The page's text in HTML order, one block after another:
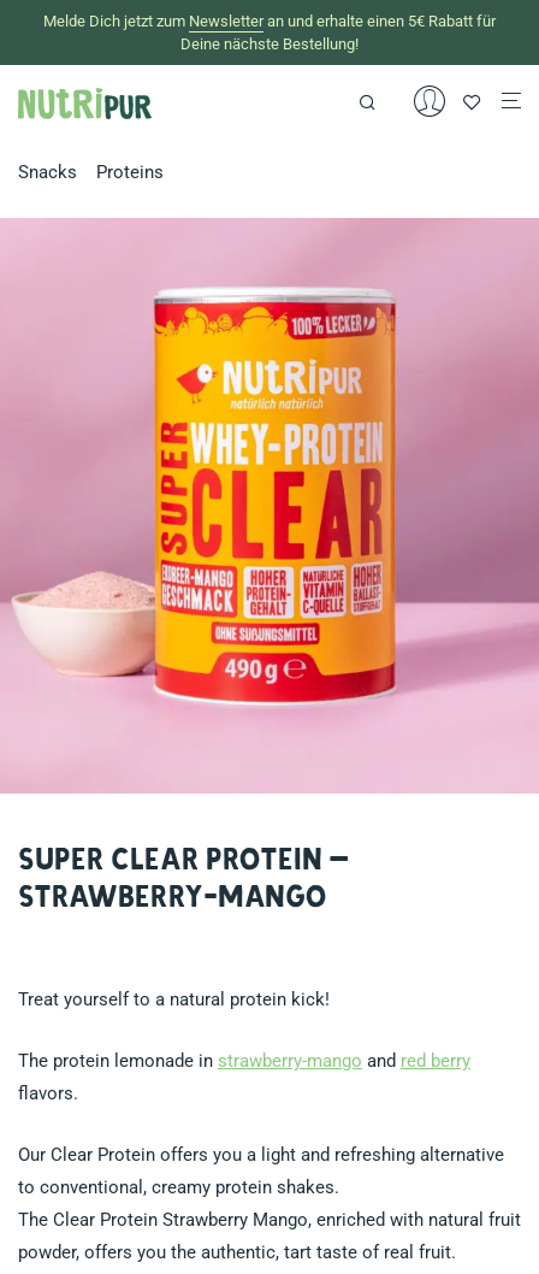
Melde Dich jetzt zum Newsletteran und erhalte einen 5€ Rabatt für
Deine nächste Bestellung!
Snacks Proteins
Super Clear Protein –
Strawberry-Mango
Treat yourself to a natural protein kick!
The protein lemonade in strawberry-mango and red berry
flavors.
Our Clear Protein offers you a light and refreshing alternative
to conventional, creamy protein shakes.
The Clear Protein Strawberry Mango, enriched with natural fruit
powder, offers you the authentic, tart taste of real fruit.